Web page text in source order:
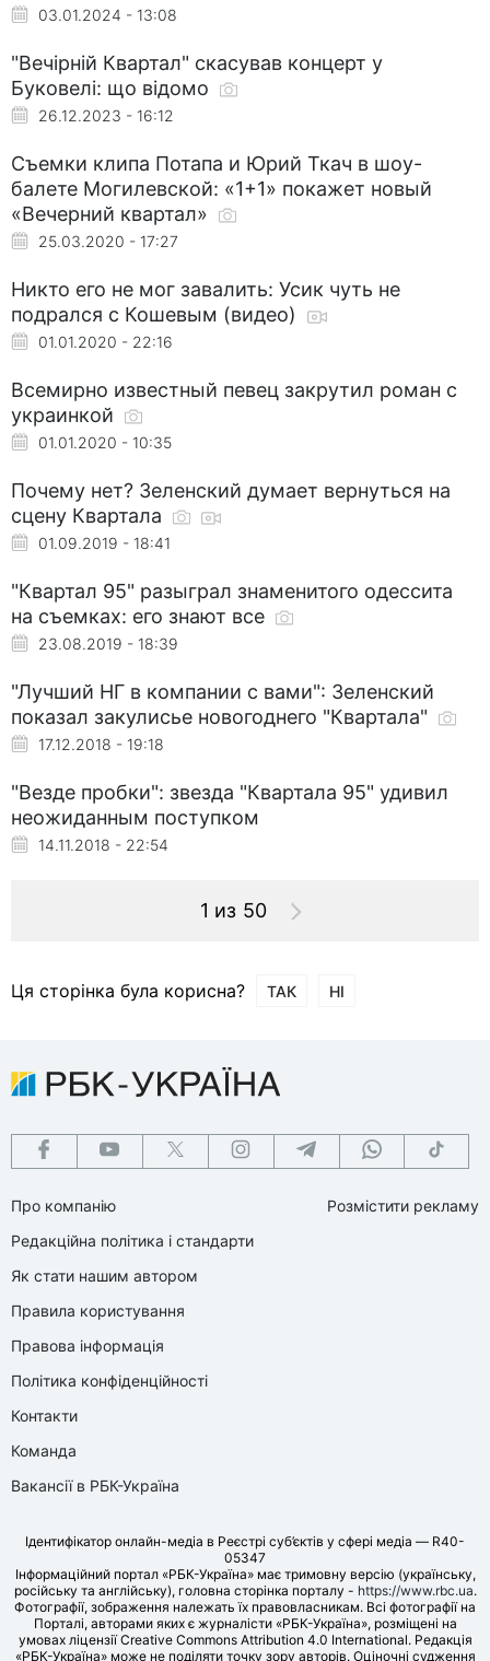
03.01.2024 - 13:08
"Вечірній Квартал" скасував концерт у
Буковелі: що відомо
26.12.2023 - 16:12
Съемки клипа Потапа и Юрий Ткач в шоу-
балете Могилевской: «1+1» покажет новый
«Вечерний квартал»
25.03.2020 - 17:27
Никто его не мог завалить: Усик чуть не
подрался с Кошевым (видео)
01.01.2020 - 22:16
Всемирно известный певец закрутил роман с
украинкой
01.01.2020 - 10:35
Почему нет? Зеленский думает вернуться на
сцену Квартала
01.09.2019 - 18:41
"Квартал 95" разыграл знаменитого одессита
на съемках: его знают все
23.08.2019 - 18:39
"Лучший НГ в компании с вами": Зеленский
показал закулисье новогоднего "Квартала"
17.12.2018 - 19:18
"Везде пробки": звезда "Квартала 95" удивил
неожиданным поступком
14.11.2018 - 22:54
1 из 50
Ця сторінка була корисна? ТАК НІ
Про компанію
Редакційна політика і стандарти
Як стати нашим автором
Правила користування
Правова інформація
Політика конфіденційності
Контакти
Команда
Вакансії в РБК-Україна
Розмістити рекламу
Ідентифікатор онлайн-медіа в Реєстрі суб’єктів у сфері медіа — R40-
05347
Інформаційний портал «РБК-Україна» має тримовну версію (українську,
російську та англійську), головна сторінка порталу - https://www.rbc.ua.
Фотографії, зображення належать їх правовласникам. Всі фотографії на
Порталі, авторами яких є журналісти «РБК-Україна», розміщені на
умовах ліцензії Creative Commons Attribution 4.0 International. Редакція
«РБК-Україна» може не поділяти точку зору авторів. Оціночні судження